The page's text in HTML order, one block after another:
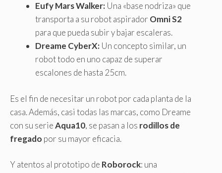
Eufy Mars Walker: Una «base nodriza» que
transporta a su robot aspirador Omni S2
para que pueda subir y bajar escaleras.
Dreame CyberX: Un concepto similar, un
robot todo en uno capaz de superar
escalones de hasta 25cm.
Es el fin de necesitar un robot por cada planta de la
casa. Además, casi todas las marcas, como Dreame
con su serieAqua10, se pasan a los rodillos de
fregado por su mayor eficacia.
Y atentos al prototipo de Roborock: una